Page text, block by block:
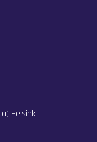
Helsinki